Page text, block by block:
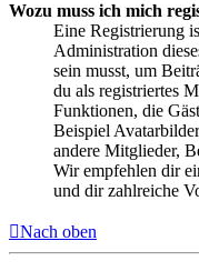
Wozu muss ich mich
Eine Registrierung
Administration
sein musst, um
du als registriertes
Funktionen, die
Beispiel
andere Mitglieder,
Wir empfehlen dir
und dir zahlreiche
Nach oben